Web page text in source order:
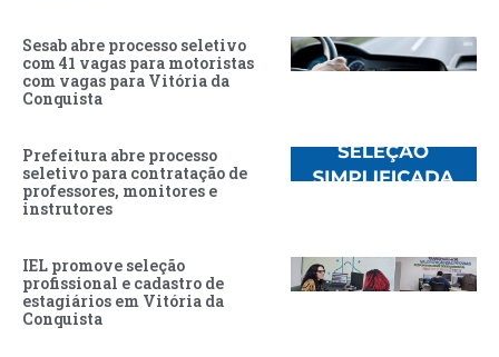
Sesab abre processo seletivo
com 41 vagas para motoristas
com vagas para Vitória da
Conquista
Prefeitura abre processo
seletivo para contratação de
professores, monitores e
instrutores
IEL promove seleção
profissional e cadastro de
estagiários em Vitória da
Conquista